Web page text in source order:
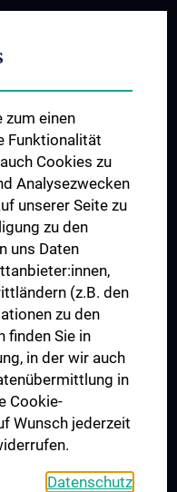
Immundefekten
zum einen
Funktionalität
Cookies zu
Analysezwecken
unserer Seite zu
zu den
uns Daten
(z.B. den
zu den
finden Sie in
in der wir auch
in
Cookie-
Wunsch jederzeit
Datenschutz